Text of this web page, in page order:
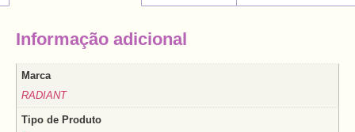
Informação adicional
Marca
RADIANT
Tipo de Produto